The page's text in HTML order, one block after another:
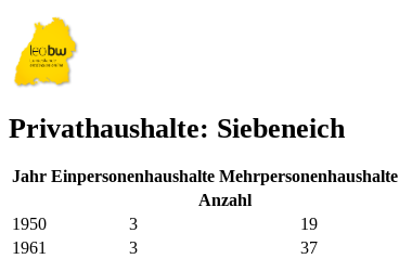
Privathaushalte: Siebeneich
Jahr Einpersonenhaushalte Mehrpersonenhaushalte
Anzahl
1950
3
19
1961
3
37